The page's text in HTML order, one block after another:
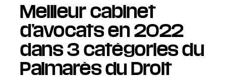
Meilleur cabinet
d’avocats en 2022
dans 3 catégories du
Palmarès du Droit